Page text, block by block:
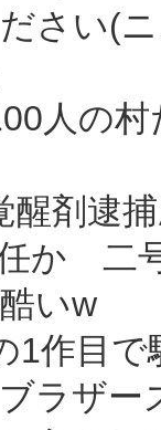
さい(
人の
醒剤逮
任か
いw
1作目
ラザー